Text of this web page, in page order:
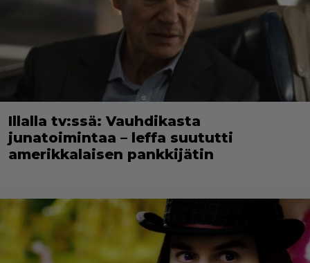
Illalla tv:ssä: Vauhdikasta
junatoimintaa – leffa suututti
amerikkalaisen pankkijätin